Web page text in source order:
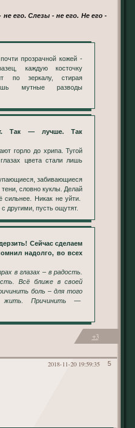
его. Слезы - не его. Не его -
каждую косточку
по зеркалу, стирая
мутные разводы
горло до хрипа. Тугой
цвета стали лишь
забивающиеся
словно куклы. Делай
Никак не уйти.
другими, пусть ощутят.
надолго, во всех
в глазах – в радость.
Всё ближе в своей
боль – для того
жить. Причинить —
+3
5
2018-11-20 19:59:35